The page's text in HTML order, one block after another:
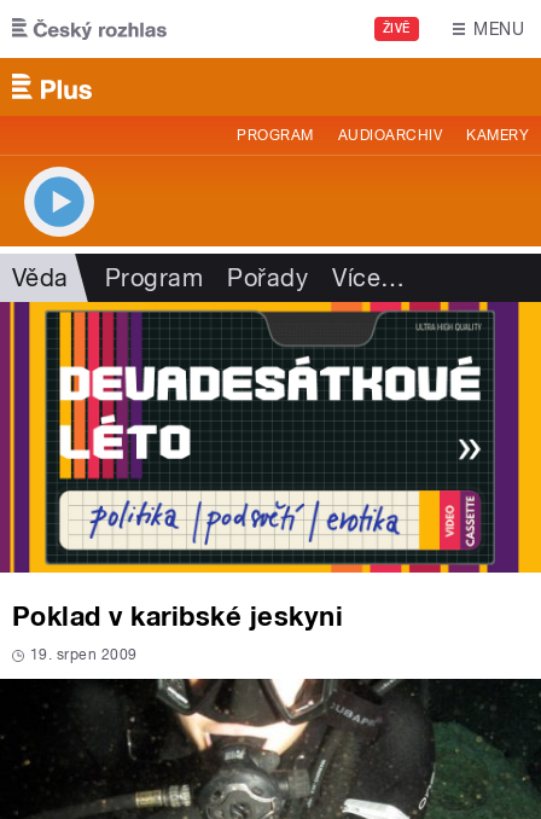
Přejít k hlavnímu obsahu
ŽIVĚ MENU
PROGRAM AUDIOARCHIV KAMERY
Věda Program Pořady Více…
Poklad v karibské jeskyni
19. srpen 2009